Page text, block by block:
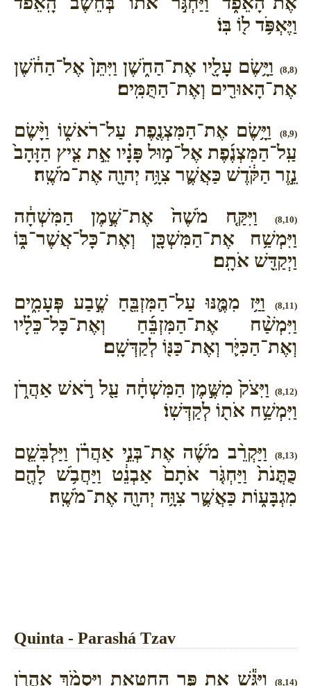
וַיֶּאְפֹּ֥ד ל֖וֹ בּֽוֹ׃
(8,8)
וַיָּ֥שֶׂם עָלָ֖יו אֶת־הַחֹ֑שֶׁן וַיִּתֵּן֙ אֶל־הַחֹ֔שֶׁן
אֶת־הָאוּרִ֖ים וְאֶת־הַתֻּמִּֽים׃
(8,9)
וַיָּ֥שֶׂם אֶת־הַמִּצְנֶ֖פֶת עַל־רֹאשׁ֑וֹ וַיָּ֨שֶׂם
עַֽל־הַמִּצְנֶ֜פֶת אֶל־מ֣וּל פָּנָ֗יו אֵ֣ת צִ֤יץ הַזָּהָב֙
נֵ֣זֶר הַקֹּ֔דֶשׁ כַּאֲשֶׁ֛ר צִוָּ֥ה יְהוָ֖ה אֶת־מֹשֶֽׁה׃
(8,10)
וַיִּקַּ֤ח מֹשֶׁה֙ אֶת־שֶׁ֣מֶן הַמִּשְׁחָ֔ה
וַיִּמְשַׁ֥ח אֶת־הַמִּשְׁכָּ֖ן וְאֶת־כָּל־אֲשֶׁר־בּ֑וֹ
וַיְקַדֵּ֖שׁ אֹתָֽם׃
(8,11)
וַיַּ֥ז מִמֶּ֛נּוּ עַל־הַמִּזְבֵּ֖חַ שֶׁ֣בַע פְּעָמִ֑ים
וַיִּמְשַׁ֨ח אֶת־הַמִּזְבֵּ֜חַ וְאֶת־כָּל־כֵּלָ֗יו
וְאֶת־הַכִּיֹּ֛ר וְאֶת־כַּנּ֖וֹ לְקַדְּשָֽׁם׃
(8,12)
וַיִּצֹק֙ מִשֶּׁ֣מֶן הַמִּשְׁחָ֔ה עַ֖ל רֹ֣אשׁ אַהֲרֹ֑ן
וַיִּמְשַׁ֥ח אֹת֖וֹ לְקַדְּשֽׁוֹ׃
(8,13)
וַיַּקְרֵ֨ב מֹשֶׁ֜ה אֶת־בְּנֵ֣י אַהֲרֹ֗ן וַיַּלְבִּשֵׁ֤ם
כֻּתֳּנֹת֙ וַיַּחְגֹּ֤ר אֹתָם֙ אַבְנֵ֔ט וַיַּחֲבֹ֥שׁ לָהֶ֖ם
מִגְבָּע֑וֹת כַּאֲשֶׁ֛ר צִוָּ֥ה יְהוָ֖ה אֶת־מֹשֶֽׁה׃
Quinta - Parashá Tzav
(8,14) וַיַּגֵּ֕שׁ אֵ֖ת פַּ֣ר הַֽחַטָּ֑את וַיִּסְמֹ֨ךְ אַהֲרֹ֤ן